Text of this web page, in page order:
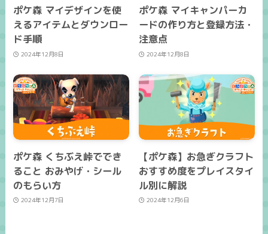
ポケ森 マイデザインを使
えるアイテムとダウンロー
ド手順
2024年12月8日
ポケ森 マイキャンパーカ
ードの作り方と登録方法・
注意点
2024年12月8日
ポケ森 くちぶえ峠ででき
ること おみやげ・シール
のもらい方
2024年12月7日
【ポケ森】お急ぎクラフト
おすすめ度をプレイスタイ
ル別に解説
2024年12月6日